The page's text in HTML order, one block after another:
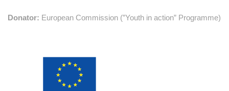
Donator: European Commission (”Youth in action” Programme)